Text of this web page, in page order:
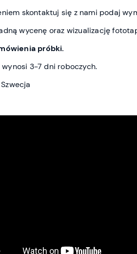
skontaktuj się z nami podaj
wycenę oraz wizualizację
próbki.
3-7 dni roboczych.